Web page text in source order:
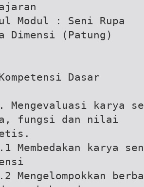
Modul : Seni Rupa
Dimensi (Patung)
Dasar
Mengevaluasi karya
fungsi dan nilai
Membedakan karya
Mengelompokkan